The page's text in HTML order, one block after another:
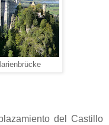
del Castillo